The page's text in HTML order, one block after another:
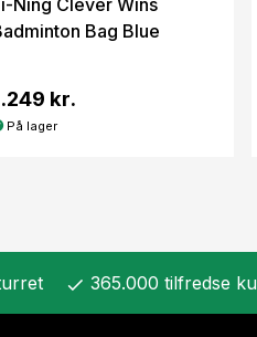
Ning Clever Wins
Bag Blue
kr.
På lager
check 365.000 tilfredse